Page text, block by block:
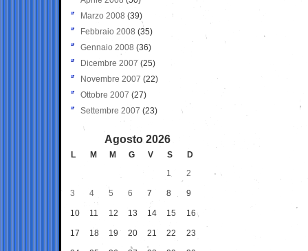
Marzo 2008 (39)
Febbraio 2008 (35)
Gennaio 2008 (36)
Dicembre 2007 (25)
Novembre 2007 (22)
Ottobre 2007 (27)
Settembre 2007 (23)
Agosto 2026
L M M G V S
D
1
2
3 4 5 6 7 8 9
10 11 12 13 14 15 16
17 18 19 20 21 22 23